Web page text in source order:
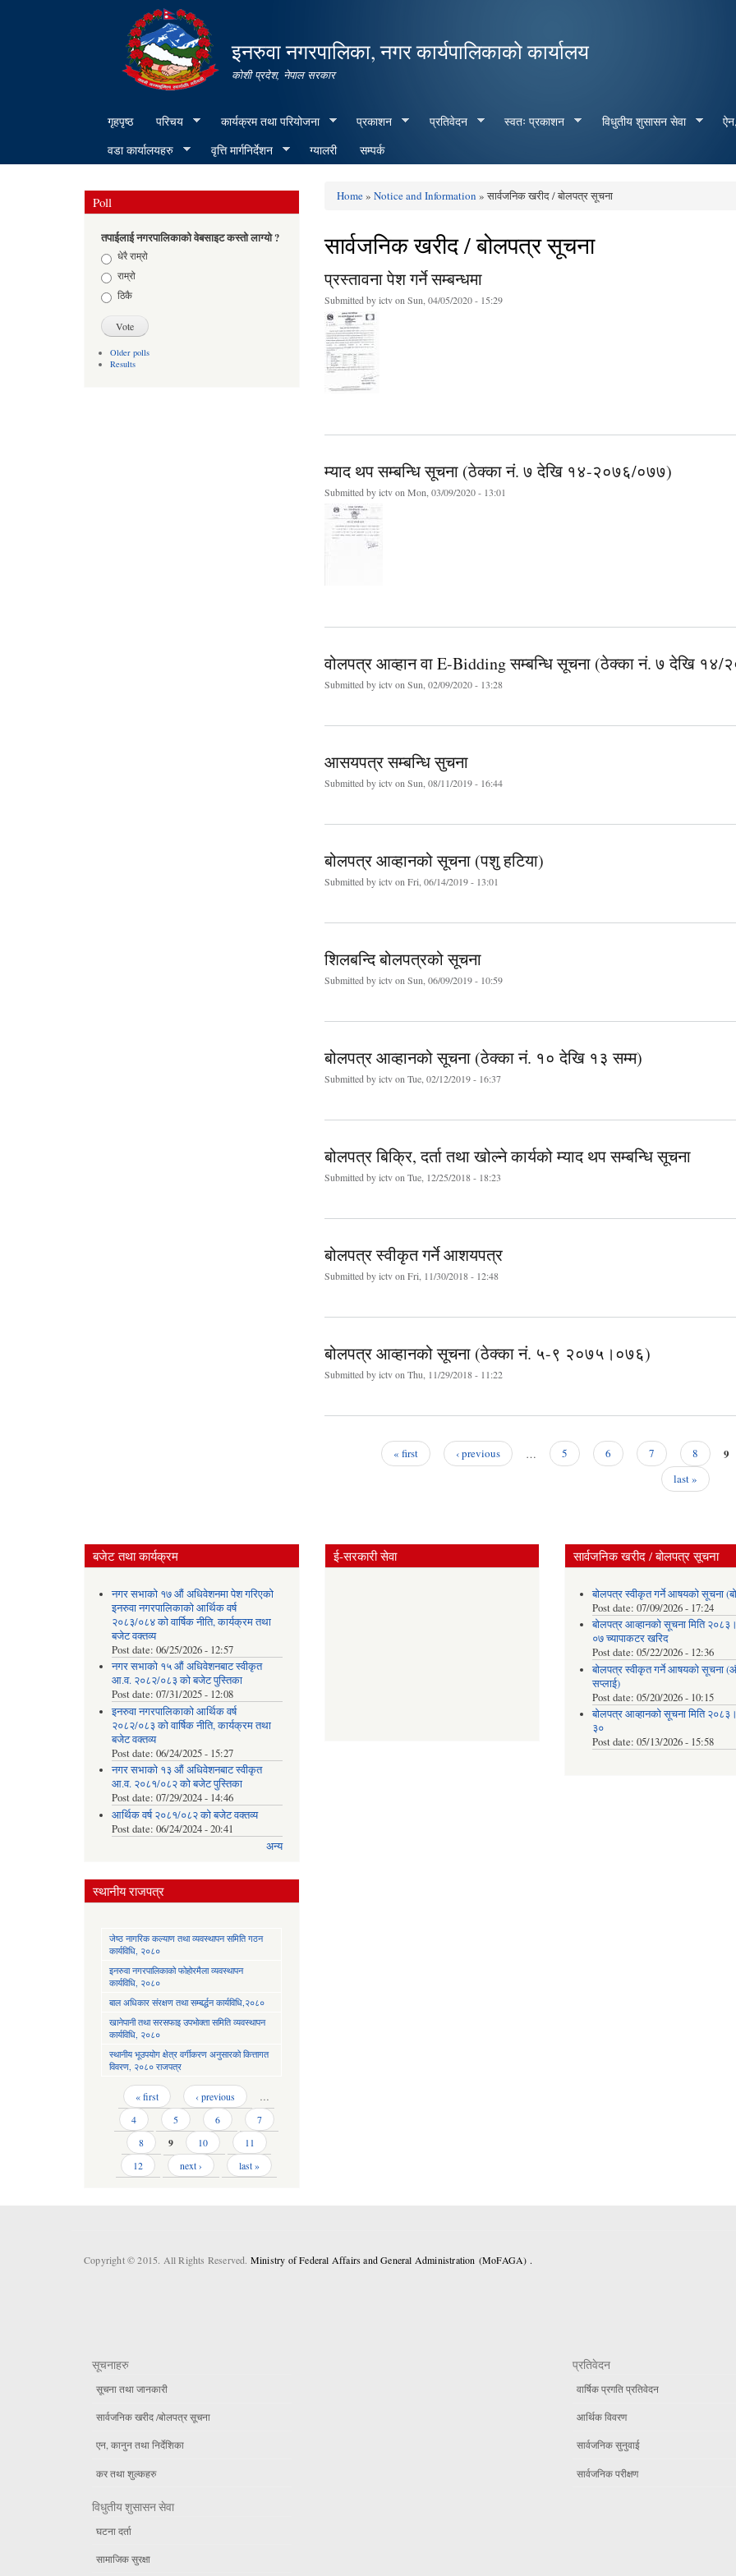
content
इनरुवा नगरपालिका, नगर कार्यपालिकाको कार्यालय
कोशी प्रदेश, नेपाल सरकार
गृहपृष्ठ परिचय कार्यक्रम तथा परियोजना प्रकाशन प्रतिवेदन स्वतः प्रकाशन विधुतीय शुसासन सेवा
वडा कार्यालयहरु
वृत्ति मार्गनिर्देशन ग्यालरी सम्पर्क
Poll
तपाईलाई नगरपालिकाको वेबसाइट कस्तो लाग्यो ?
Choicesधेरै राम्रो
राम्रो
ठिकै
Older polls
Results
Home» Notice and Information » सार्वजनिक खरीद / बोलपत्र सूचना
सार्वजनिक खरीद / बोलपत्र सूचना
प्रस्तावना पेश गर्ने सम्बन्धमा
Submitted byictvon Sun, 04/05/2020 - 15:29
म्याद थप सम्बन्धि सूचना (ठेक्का नं. ७ देखि १४-२०७६/०७७)
Submitted byictvon Mon, 03/09/2020 - 13:01
वोलपत्र आव्हान वा E-Bidding सम्बन्धि सूचना (ठेक्का नं. ७ देखि
Submitted byictvon Sun, 02/09/2020 - 13:28
आसयपत्र सम्बन्धि सुचना
Submitted byictvon Sun, 08/11/2019 - 16:44
बोलपत्र आव्हानको सूचना (पशु हटिया)
Submitted byictvon Fri, 06/14/2019 - 13:01
शिलबन्दि बोलपत्रको सूचना
Submitted byictvon Sun, 06/09/2019 - 10:59
बोलपत्र आव्हानको सूचना (ठेक्का नं. १० देखि १३ सम्म)
Submitted byictvon Tue, 02/12/2019 - 16:37
बोलपत्र बिक्रि, दर्ता तथा खोल्ने कार्यको म्याद थप सम्बन्धि सूचना
Submitted byictvon Tue, 12/25/2018 - 18:23
बोलपत्र स्वीकृत गर्ने आशयपत्र
Submitted byictvon Fri, 11/30/2018 - 12:48
बोलपत्र आव्हानको सूचना (ठेक्का नं. ५-९ २०७५।०७६)
Submitted byictvon Thu, 11/29/2018 - 11:22
« first ‹ previous … 5 6 7 8 9
last »
बजेट तथा कार्यक्रम
नगर सभाको १७ औं अधिवेशनमा पेश गरिएको
इनरुवा नगरपालिकाको आर्थिक वर्ष
२०८३/०८४ को वार्षिक नीति, कार्यक्रम तथा
बजेट वक्तव्य
Post date: 06/25/2026 - 12:57
नगर सभाको १५ औं अधिवेशनबाट स्वीकृत
आ.व. २०८२/०८३ को बजेट पुस्तिका
Post date: 07/31/2025 - 12:08
इनरुवा नगरपालिकाको आर्थिक वर्ष
२०८२/०८३ को वार्षिक नीति, कार्यक्रम तथा
बजेट वक्तव्य
Post date: 06/24/2025 - 15:27
नगर सभाको १३ औं अधिवेशनबाट स्वीकृत
आ.व. २०८१/०८२ को बजेट पुस्तिका
Post date: 07/29/2024 - 14:46
आर्थिक वर्ष २०८१/०८२ को बजेट वक्तव्य
Post date: 06/24/2024 - 20:41
अन्य
स्थानीय राजपत्र
जेष्ठ नागरिक कल्याण तथा व्यवस्थापन समिति गठन
कार्यविधि, २०८०
इनरुवा नगरपालिकाको फोहोरमैला व्यवस्थापन
कार्यविधि, २०८०
बाल अधिकार संरक्षण तथा सम्बर्द्धन कार्यविधि,२०८०
खानेपानी तथा सरसफाइ उपभोक्ता समिति व्यवस्थापन
कार्यविधि, २०८०
स्थानीय भूउपयोग क्षेत्र वर्गीकरण अनुसारको कित्तागत
विवरण, २०८० राजपत्र
Pages « first ‹ previous
…
4
5 6
7
8
9 10
11
12
next › last »
ई-सरकारी सेवा सार्वजनिक खरीद / बोलपत्र सूचना
बोलपत्र स्वीकृत गर्ने आषयको सूचना
Post date: 07/09/2026 - 17:24
बोलपत्र आव्हानको सूचना मिति
०७ च्यापाकटर खरिद
Post date: 05/22/2026 - 12:36
बोलपत्र स्वीकृत गर्ने आषयको सूचना
सप्लाई)
Post date: 05/20/2026 - 10:15
बोलपत्र आव्हानको सूचना मिति
३०
Post date: 05/13/2026 - 15:58
Copyright © 2015. All Rights Reserved. Ministry of Federal Affairs and General Administration (MoFAGA) .
सूचनाहरु
सूचना तथा जानकारी
सार्वजनिक खरीद /बोलपत्र सूचना
एन, कानुन तथा निर्देशिका
कर तथा शुल्कहरु
विधुतीय शुसासन सेवा
घटना दर्ता
सामाजिक सुरक्षा
प्रतिवेदन
वार्षिक प्रगति प्रतिवेदन
आर्थिक विवरण
सार्वजनिक सुनुवाई
सार्वजनिक परीक्षण